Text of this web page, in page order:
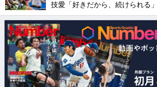
技愛「好きだから、続けられる」